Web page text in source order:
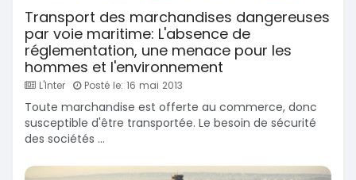
Transport des marchandises dangereuses
par voie maritime: L'absence de
réglementation, une menace pour les
hommes et l'environnement
L'Inter Posté le: 16 mai 2013
Toute marchandise est offerte au commerce, donc
susceptible d'être transportée. Le besoin de sécurité
des sociétés ...